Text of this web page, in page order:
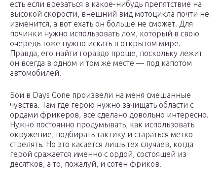
есть если врезаться в какое-нибудь препятствие на
высокой скорости, внешний вид мотоцикла почти не
изменится, а вот ехать он больше не сможет. Для
починки нужно использовать лом, который в свою
очередь тоже нужно искать в открытом мире.
Правда, его найти гораздо проще, поскольку лежит
он всегда в одном и том же месте — под капотом
автомобилей.
Бои в Days Gone произвели на меня смешанные
чувства. Там где герою нужно зачищать области с
ордами фрикеров, все сделано довольно интересно.
Нужно постоянно продумывать, как использовать
окружение, подбирать тактику и стараться метко
стрелять. Но это касается лишь тех случаев, когда
герой сражается именно с ордой, состоящей из
десятков, а то, пожалуй, и сотен фриков.